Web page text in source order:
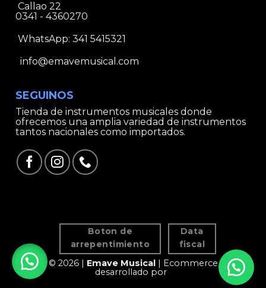
Callao 22
0341 - 4360270
WhatsApp: 341 5415321
info@emavemusical.com
SEGUINOS
Tienda de instrumentos musicales donde
ofrecemos una amplia variedad de instrumentos
tantos nacionales como importados.
Boton de
arrepentimiento
Data
fiscal
© 2026 | Emave Musical| Ecommerce
desarrollado por